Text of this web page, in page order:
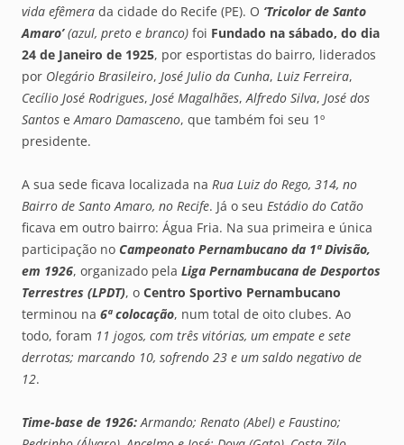
vida efêmera da cidade do Recife (PE). O ‘Tricolor de Santo
Amaro’ (azul, preto e branco) foi Fundado na sábado, do dia
24 de Janeiro de 1925, por esportistas do bairro, liderados
por Olegário Brasileiro, José Julio da Cunha, Luiz Ferreira,
Cecílio José Rodrigues, José Magalhães,Alfredo Silva, José dos
Santos eAmaro Damasceno, que também foi seu 1º
presidente.
A sua sede ficava localizada na Rua Luiz do Rego, 314, no
Bairro de Santo Amaro, no Recife. Já o seu Estádio do Catão
ficava em outro bairro: Água Fria. Na sua primeira e única
participação no Campeonato Pernambucano da 1ª Divisão,
em 1926, organizado pela Liga Pernambucana de Desportos
Terrestres (LPDT), o Centro Sportivo Pernambucano
terminou na 6ª colocação, num total de oito clubes. Ao
todo, foram 11 jogos, com três vitórias, um empate e sete
derrotas; marcando 10, sofrendo 23 e um saldo negativo de
12.
Time-base de 1926:Armando; Renato (Abel) e Faustino;